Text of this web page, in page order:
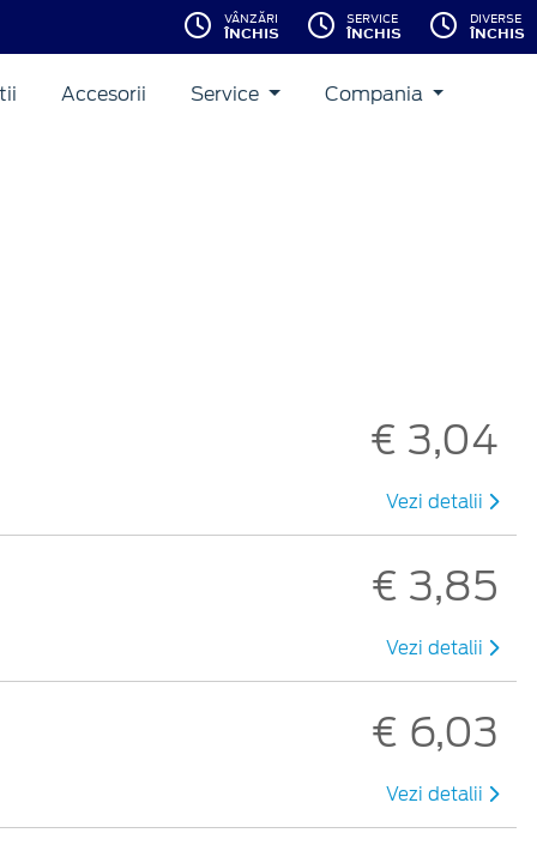
VÂNZĂRI
ÎNCHIS
SERVICE
ÎNCHIS
DIVERSE
ÎNCHIS
Accesorii Service Compania
€ 3,04
Vezi detalii
€ 3,85
Vezi detalii
€ 6,03
Vezi detalii